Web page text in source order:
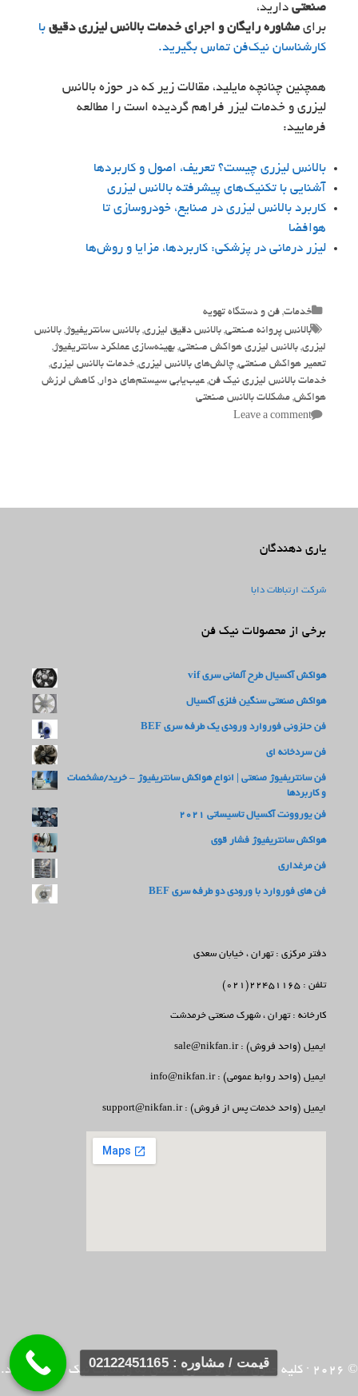
صنعتی دارید،
برایمشاوره رایگان و اجرای خدمات بالانس لیزری دقیق با
کارشناسان نیک‌فن تماس بگیرید.
همچنین چنانچه مایلید، مقالات زیر که در حوزه بالانس
لیزری و خدمات لیزر فراهم گردیده است را مطالعه
فرمایید:
بالانس لیزری چیست؟ تعریف، اصول و کاربردها
آشنایی با تکنیک‌های پیشرفته بالانس لیزری
کاربرد بالانس لیزری در صنایع، خودروسازی تا
هوافضا
لیزر درمانی در پزشکی: کاربردها، مزایا و روش‌ها
Categories
خدمات, فن و دستگاه تهویه
Tags
بالانس پروانه صنعتی, بالانس دقیق لیزری, بالانس سانتریفیوژ, بالانس
لیزری, بالانس لیزری هواکش صنعتی, بهینه‌سازی عملکرد سانتریفیوژ,
تعمیر هواکش صنعتی, چالش‌های بالانس لیزری, خدمات بالانس لیزری,
خدمات بالانس لیزری نیک فن, عیب‌یابی سیستم‌های دوار, کاهش لرزش
هواکش, مشکلات بالانس صنعتی
Leave a comment
یاری دهندگان
شرکت ارتباطات دابا
برخی از محصولات نیک فن
هواکش آکسیال طرح آلمانی سری vif
هواکش صنعتی سنگین فلزی آکسیال
فن حلزونی فوروارد ورودی یک طرفه سری BEF
فن سردخانه ای
فن سانتریفیوژ صنعتی | انواع هواکش سانتریفیوژ – خرید/مشخصات
و کاربردها
فن یوروونت آکسیال تاسیساتی 2021
هواکش سانتریفیوژ فشار قوی
فن مرغداری
فن های فوروارد با ورودی دو طرفه سری BEF
دفتر مرکزی : تهران ، خیابان سعدی
تلفن : 22451165(021)
کارخانه : تهران ، شهرک صنعتی خرمدشت
ایمیل (واحد فروش) : sale@nikfan.ir
ایمیل (واحد روابط عمومی) : info@nikfan.ir
ایمیل (واحد خدمات پس از فروش) : support@nikfan.ir
© 2026 · کلیه حقوق مادی و معنوی متعلق به وبسایت نیک فنمی باشد. قیمت / مشاوره : 02122451165